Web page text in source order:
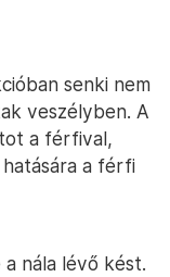
senki nem
veszélyben. A
a férfival,
a férfi
nála lévő kést.